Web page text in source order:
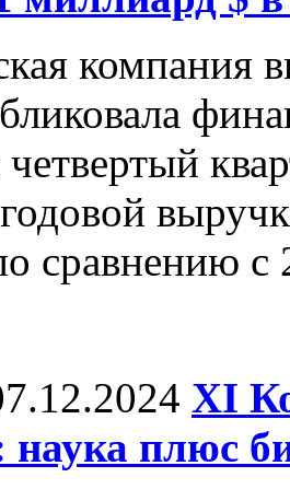
компания
сравнению с
ХI
плюс